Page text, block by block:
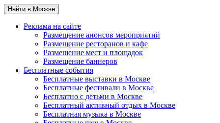
Найти в Москве
Реклама на сайте
Размещение анонсов мероприятий
Размещение ресторанов и кафе
Размещение мест и площадок
Размещение баннеров
Бесплатные события
Бесплатные выставки в Москве
Бесплатные фестивали в Москве
Бесплатно с детьми в Москве
Бесплатный активный отдых в Москве
Бесплатная музыка в Москве